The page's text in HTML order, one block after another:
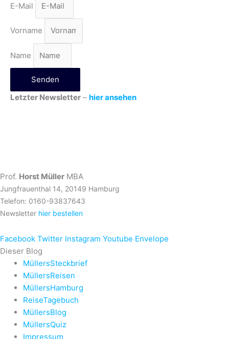
E-Mail
Vorname
Name
Senden
Letzter Newsletter – hier ansehen
Prof. Horst Müller MBA
Jungfrauenthal 14, 20149 Hamburg
Telefon: 0160-93837643
Newsletter hier bestellen
Facebook Twitter Instagram Youtube Envelope
Dieser Blog
MüllersSteckbrief
MüllersReisen
MüllersHamburg
ReiseTagebuch
MüllersBlog
MüllersQuiz
Impressum